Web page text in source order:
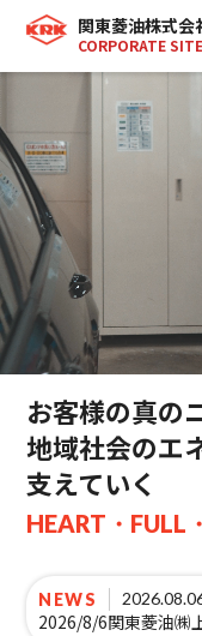
関東菱油株式会
CORPORATE SITE
お客様の真の
地域社会のエ
支えていく
HEART・FULL
NEWS
2026/8/6関東菱油㈱